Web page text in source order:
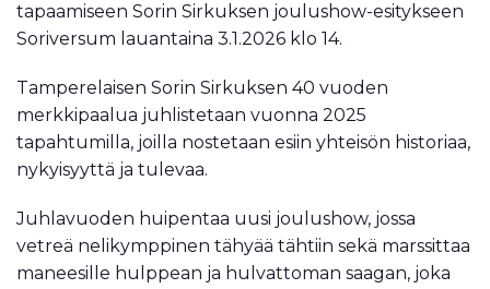
tapaamiseen Sorin Sirkuksen joulushow-esitykseen
Soriversum lauantaina 3.1.2026 klo 14.
Tamperelaisen Sorin Sirkuksen 40 vuoden
merkkipaalua juhlistetaan vuonna 2025
tapahtumilla, joilla nostetaan esiin yhteisön historiaa,
nykyisyyttä ja tulevaa.
Juhlavuoden huipentaa uusi joulushow, jossa
vetreä nelikymppinen tähyää tähtiin sekä marssittaa
maneesille hulppean ja hulvattoman saagan, joka